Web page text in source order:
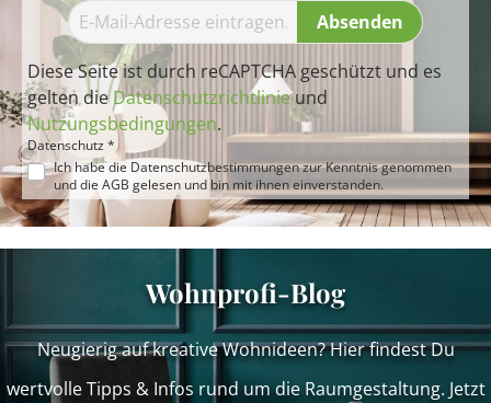
Absenden
Diese Seite ist durch reCAPTCHA geschützt und es
gelten dieDatenschutzrichtlinieund
Nutzungsbedingungen.
Datenschutz *
Ich habe die Datenschutzbestimmungenzur Kenntnis genommen
und die AGB gelesen und bin mit ihnen einverstanden.
Wohnprofi-Blog
Neugierig auf kreative Wohnideen? Hier findest Du
wertvolle Tipps & Infos rund um die Raumgestaltung. Jetzt